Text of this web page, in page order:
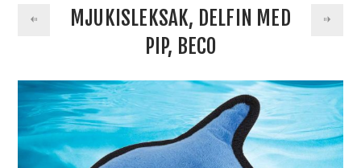
MJUKISLEKSAK, DELFIN MED
PIP, BECO